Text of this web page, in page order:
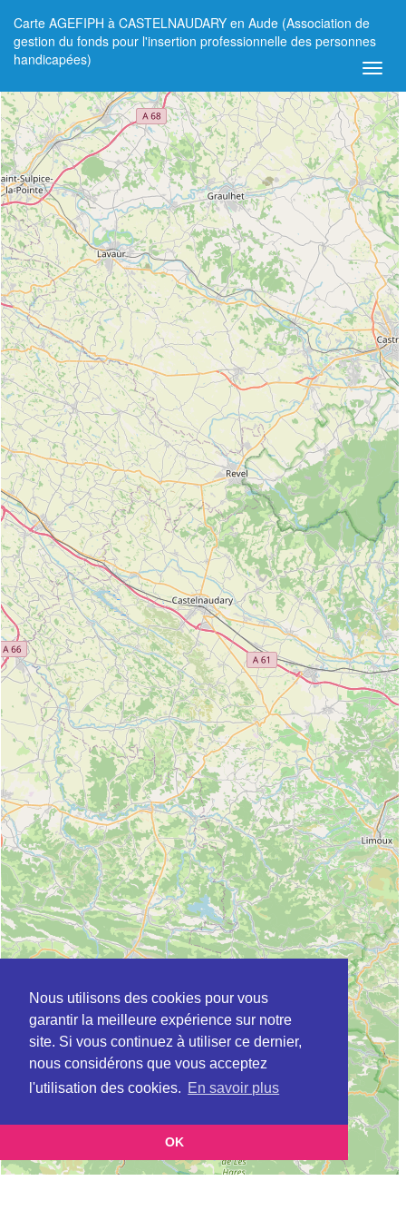
Nous utilisons des cookies pour vous
garantir la meilleure expérience sur notre
site. Si vous continuez à utiliser ce dernier,
nous considérons que vous acceptez
l'utilisation des cookies. En savoir plus
OK
Carte AGEFIPH à CASTELNAUDARY en Aude (Association de
gestion du fonds pour l'insertion professionnelle des personnes
handicapées)
+
−